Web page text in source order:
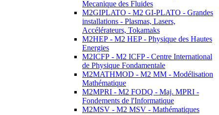
Mecanique des Fluides
M2GIPLATO - M2 GI-PLATO - Grandes
installations - Plasmas, Lasers,
Accélérateurs, Tokamaks
M2HEP - M2 HEP - Physique des Hautes
Energies
M2ICFP - M2 ICFP - Centre International
de Physique Fondamentale
M2MATHMOD - M2 MM - Modélisation
Mathématique
M2MPRI - M2 FODQ - Maj. MPRI -
Fondements de l'Informatique
M2MSV - M2 MSV - Mathématiques